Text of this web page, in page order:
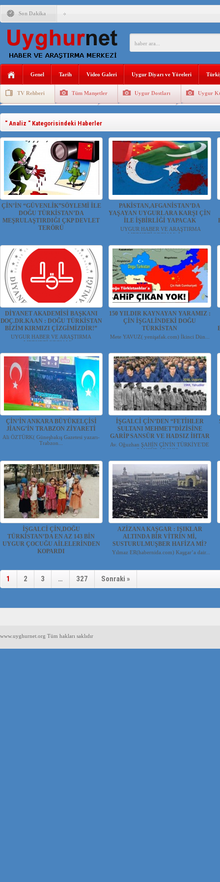
Son Dakika
ÇİN’İN “GÜVENLİK”SÖYLEMİ İLE DOĞU TÜRKİSTAN’DA
ANAHTAR PARTİ GENEL BAŞKANI AĞIRALİOĞLU :
ÇİN’İN UYGUR POLİTİKALARINI ÖVEN DİYANET
MHP’DEN URUMÇİ KATLİAMI MESAJİ : 05.07.2009
Genel Tarih Video Galeri Uygur Diyarı ve Yöreleri
TV Rehberi Tüm Manşetler Uygur Dostları Uygur
Uygurlarda Düğün ve Cenaze Uygur Geleneksel Tip Uygur
" Analiz " Kategorisindeki Haberler
ÇİN’İN “GÜVENLİK”SÖYLEMİ İLE
DOĞU TÜRKİSTAN’DA
MEŞRULAŞTIRDIĞI ÇKP DEVLET
TERÖRÜ
PAKİSTAN,AFGANİSTAN’DA
YAŞAYAN UYGURLARA KARŞI ÇİN
İLE İŞBİRLİĞİ YAPACAK
UYGUR HABER VE ARAŞTIRMA
MERKEZİ(UYHAM) İşga...
DİYANET AKADEMİSİ BAŞKANI
DOÇ.DR.KAAN : DOĞU TÜRKİSTAN
BİZİM KIRMIZI ÇİZGİMİZDİR!”
UYGUR HABER VE ARAŞTIRMA
MERKEZİ(UYHAM) ...
150 YILDIR KAYNAYAN YARAMIZ :
ÇİN İŞGALİNDEKİ DOĞU
TÜRKİSTAN
Mete YAVUZ( yenişafak.com) İkinci Dün...
ÇİN’İN ANKARA BÜYÜKELÇİSİ
JİANG’İN TRABZON ZİYARETİ
Ali ÖZTÜRK( Güneşbakış Gazetesi yazarı-
Trabzon...
İŞGALCİ ÇİN’DEN “FETİHLER
SULTANI MEHMET”DİZİSİNE
GARİP SANSÜR VE HADSIZ İHTAR
Av. Oğuzhan ŞAHİN ÇİN'İN TÜRKİYE'DE
SANSÜR ARAYIŞ...
İŞGALCİ ÇİN,DOĞU
TÜRKİSTAN’DA EN AZ 143 BİN
UYGUR ÇOCUĞU AİLELERİNDEN
KOPARDI
AZİZANA KAŞGAR : IŞIKLAR
ALTINDA BİR VİTRİN Mİ,
SUSTURULMUŞBER HAFİZA Mİ?
Yılmaz ER(habernida.com) Kaşgar’a dair...
1 2 3 … 327 Sonraki »
www.uyghurnet.org Tüm hakları saklıdır